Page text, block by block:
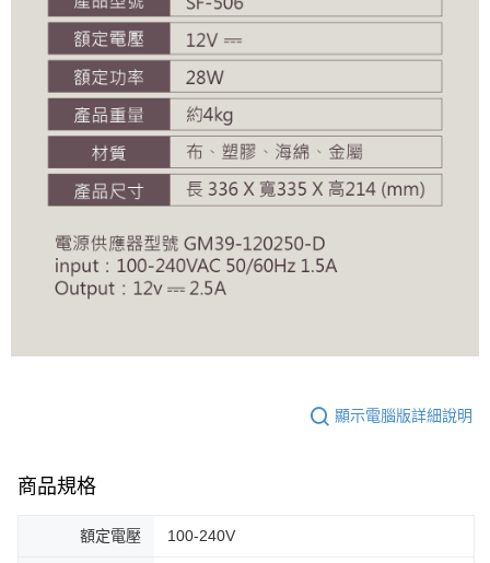
顯示電腦版詳細說明
商品規格
額定電壓 100-240V